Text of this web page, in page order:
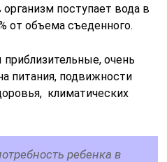
поступает вода в
от объема съеденного.
очень
питания, подвижности
климатических
ребенка в